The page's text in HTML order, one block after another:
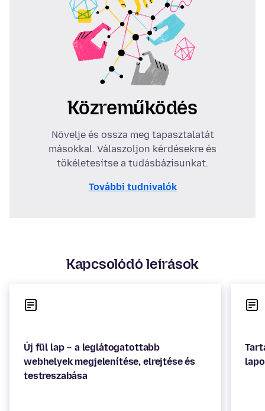
Közreműködés
Növelje és ossza meg tapasztalatát
másokkal. Válaszoljon kérdésekre és
tökéletesítse a tudásbázisunkat.
További tudnivalók
Kapcsolódó leírások
Új fül lap – a leglátogatottabb
webhelyek megjelenítése, elrejtése és
testreszabása